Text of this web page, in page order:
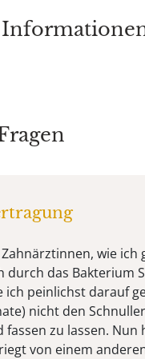
wie ich
durch das Bakterium
ich peinlichst darauf
nicht den
fassen zu lassen.
von einem